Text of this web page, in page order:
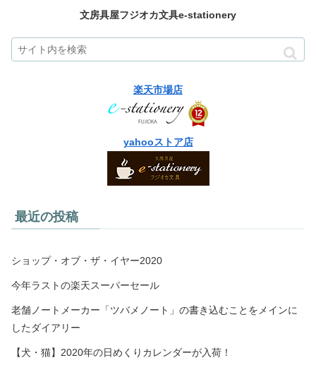
文房具屋フジオカ文具e-stationery
楽天市場店
yahooストア店
最近の投稿
ショップ・オブ・ザ・イヤー2020
今年ラストの楽天スーパーセール
老舗ノートメーカー「ツバメノート」の書き込むことをメインに
したダイアリー
【犬・猫】2020年の日めくりカレンダーが入荷！